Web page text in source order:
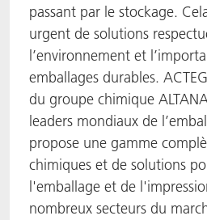
passant par le stockage.
urgent de solutions
l’environnement et
emballages durables.
du groupe chimique
leaders mondiaux de
propose une gamme
chimiques et de solutions
l'emballage et de
nombreux secteurs du